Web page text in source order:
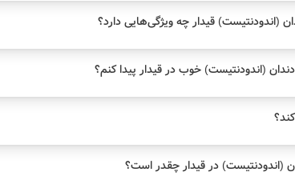
قیدار چه ویژگی‌هایی دارد؟
(اندودنتیست) خوب در قیدار پیدا کنم؟
در قیدار چقدر است؟